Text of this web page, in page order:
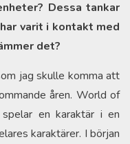
Dessa tankar
varit i kontakt med
det?
jag skulle komma att
åren. World of
en karaktär i en
karaktärer. I början